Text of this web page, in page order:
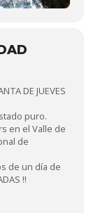
DE JUEVES
puro.
en el Valle de
de
de un día de
!!